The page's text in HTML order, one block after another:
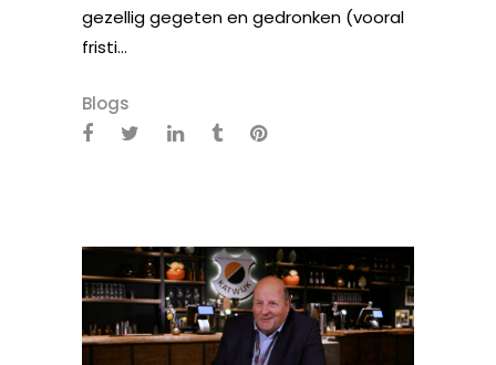
gezellig gegeten en gedronken (vooral
fristi...
Blogs